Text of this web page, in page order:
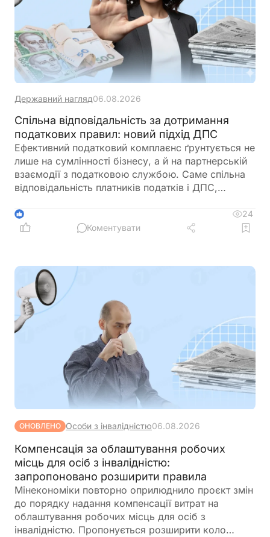
Державний нагляд06.08.2026
Спільна відповідальність за дотримання
податкових правил: новий підхід ДПС
Ефективний податковий комплаєнс ґрунтується не
лише на сумлінності бізнесу, а й на партнерській
взаємодії з податковою службою. Саме спільна
відповідальність платників податків і ДПС,
підтримка допомагають мінімізувати податкові
ризики та запобігати порушенням ще до їх
1
24
Коментувати
ОНОВЛЕНО Особи з інвалідністю06.08.2026
Компенсація за облаштування робочих
місць для осіб з інвалідністю:
запропоновано розширити правила
Мінекономіки повторно оприлюднило проєкт змін
до порядку надання компенсації витрат на
облаштування робочих місць для осіб з
інвалідністю. Пропонується розширити коло